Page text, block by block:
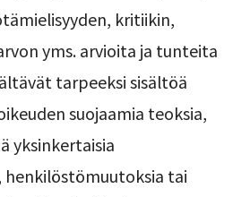
kritiikin,
yms. arvioita ja tunteita
tarpeeksi sisältöä
suojaamia teoksia,
yksinkertaisia
tai